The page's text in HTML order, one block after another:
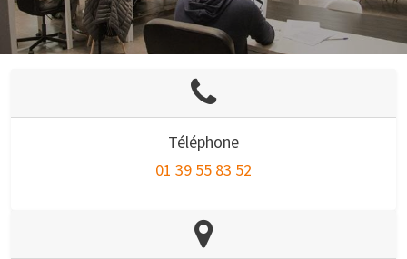
Téléphone
01 39 55 83 52